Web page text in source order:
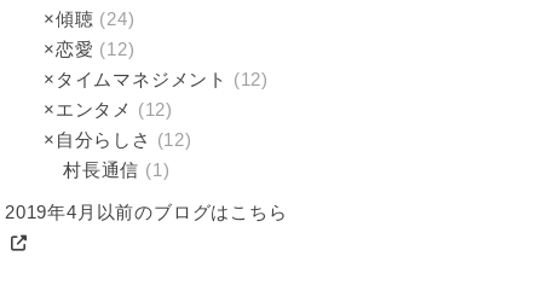
×傾聴­ (24)
×恋愛 (12)
×タイムマネジメント (12)
×エンタメ (12)
×自分らしさ (12)
村長通信 (1)
2019年4月以前のブログはこちら